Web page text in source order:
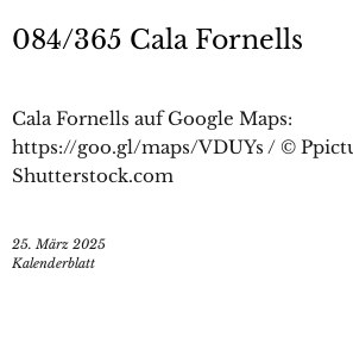
084/365 Cala Fornells
Cala Fornells auf Google Maps:
https://goo.gl/maps/VDUYs / ©
Shutterstock.com
25. März 2025
Kalenderblatt